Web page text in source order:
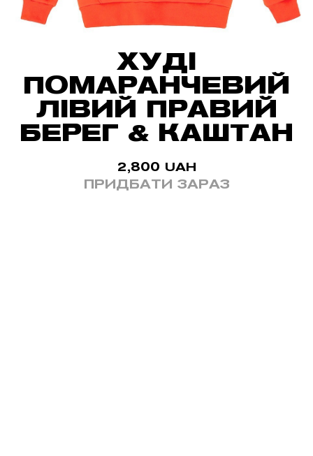
ХУДІ
ПОМАРАНЧЕВИЙ
ЛІВИЙ ПРАВИЙ
БЕРЕГ & КАШТАН
2,800 UAH
ПРИДБАТИ ЗАРАЗ